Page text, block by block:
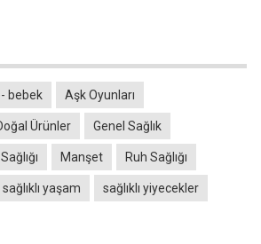
bebek Aşk Oyunları
Ürünler Genel Sağlık
Manşet Ruh Sağlığı
sağlıklı yaşam sağlıklı yiyecekler